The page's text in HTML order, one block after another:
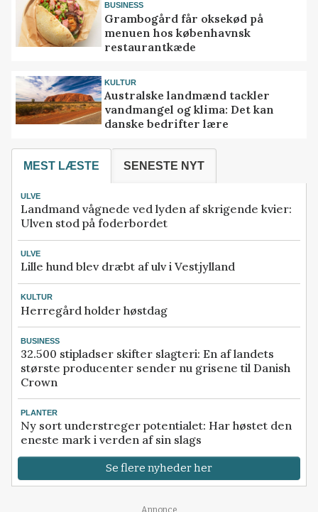
BUSINESS
Grambogård får oksekød på
menuen hos københavnsk
restaurantkæde
KULTUR
Australske landmænd tackler
vandmangel og klima: Det kan
danske bedrifter lære
MEST LÆSTE SENESTE NYT
ULVE
Landmand vågnede ved lyden af skrigende kvier:
Ulven stod på foderbordet
ULVE
Lille hund blev dræbt af ulv i Vestjylland
KULTUR
Herregård holder høstdag
BUSINESS
32.500 stipladser skifter slagteri: En af landets
største producenter sender nu grisene til Danish
Crown
PLANTER
Ny sort understreger potentialet: Har høstet den
eneste mark i verden af sin slags
Se flere nyheder her